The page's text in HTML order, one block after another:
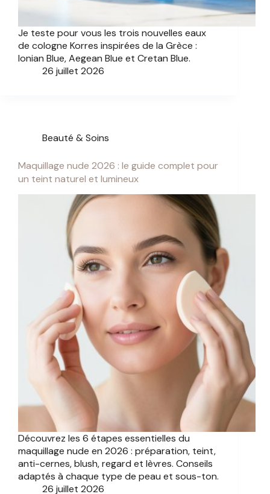
Je teste pour vous les trois nouvelles eaux
de cologne Korres inspirées de la Grèce :
Ionian Blue, Aegean Blue et Cretan Blue.
26 juillet 2026
Beauté & Soins
Maquillage nude 2026 : le guide complet pour
un teint naturel et lumineux
Découvrez les 6 étapes essentielles du
maquillage nude en 2026 : préparation, teint,
anti-cernes, blush, regard et lèvres. Conseils
adaptés à chaque type de peau et sous-ton.
26 juillet 2026